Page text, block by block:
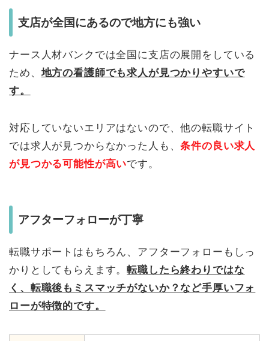
支店が全国にあるので地方にも強い
ナース人材バンクでは全国に支店の展開をしている
ため、 地方の看護師でも求人が見つかりやすいで
す。
対応していないエリアはないので、他の転職サイト
では求人が見つからなかった人も、条件の良い求人
が見つかる可能性が高いです。
アフターフォローが丁寧
転職サポートはもちろん、アフターフォローもしっ
かりとしてもらえます。転職したら終わりではな
く、転職後もミスマッチがないか？など手厚いフォ
ローが特徴的です。